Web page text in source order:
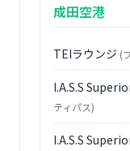
成田空港
TEIラウンジ (
I.A.S.S
ティパス)
I.A.S.S